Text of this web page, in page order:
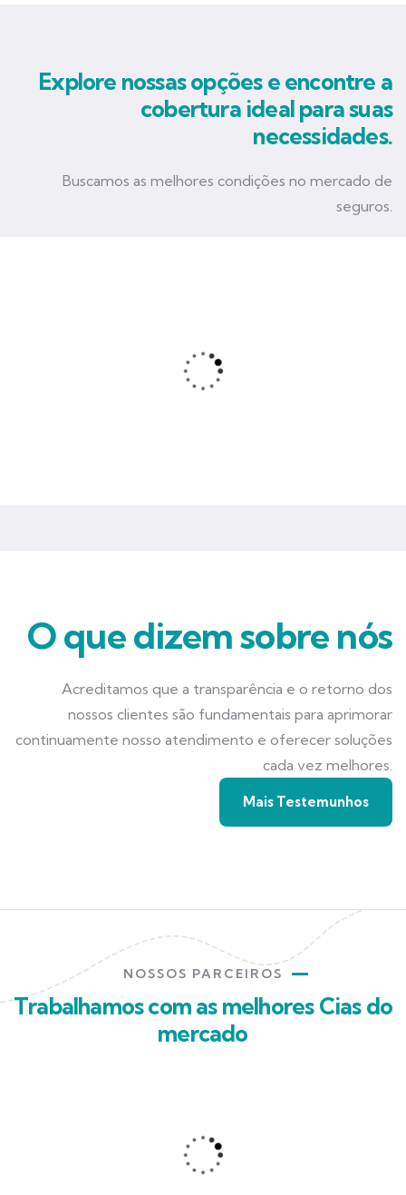
Explore nossas opções e encontre a
cobertura ideal para suas
necessidades.
Buscamos as melhores condições no mercado de
seguros.
O que dizem sobre nós
Acreditamos que a transparência e o retorno dos
nossos clientes são fundamentais para aprimorar
continuamente nosso atendimento e oferecer soluções
cada vez melhores.
Mais Testemunhos
NOSSOS PARCEIROS
Trabalhamos com as melhores Cias do
mercado